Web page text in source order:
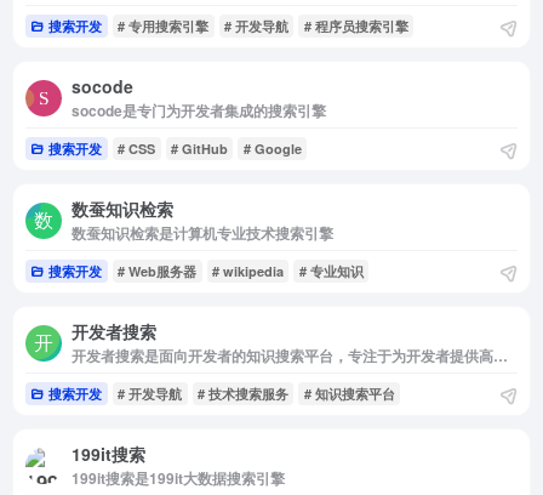
搜索开发 # 专用搜索引擎 # 开发导航 # 程序员搜索引擎
socode
socode是专门为开发者集成的搜索引擎
搜索开发 # CSS # GitHub # Google
数蚕知识检索
数蚕知识检索是计算机专业技术搜索引擎
搜索开发 # Web服务器 # wikipedia # 专业知识
开发者搜索
开发者搜索是面向开发者的知识搜索平台，专注于为开发者提供高效的技术搜索服务
搜索开发 # 开发导航 # 技术搜索服务 # 知识搜索平台
199it搜索
199it搜索是199it大数据搜索引擎